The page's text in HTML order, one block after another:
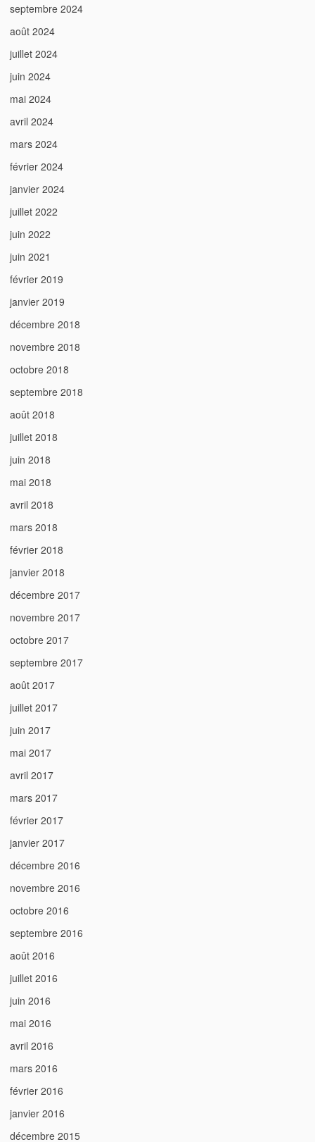
septembre 2024
août 2024
juillet 2024
juin 2024
mai 2024
avril 2024
mars 2024
février 2024
janvier 2024
juillet 2022
juin 2022
juin 2021
février 2019
janvier 2019
décembre 2018
novembre 2018
octobre 2018
septembre 2018
août 2018
juillet 2018
juin 2018
mai 2018
avril 2018
mars 2018
février 2018
janvier 2018
décembre 2017
novembre 2017
octobre 2017
septembre 2017
août 2017
juillet 2017
juin 2017
mai 2017
avril 2017
mars 2017
février 2017
janvier 2017
décembre 2016
novembre 2016
octobre 2016
septembre 2016
août 2016
juillet 2016
juin 2016
mai 2016
avril 2016
mars 2016
février 2016
janvier 2016
décembre 2015